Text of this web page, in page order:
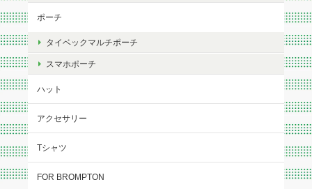
ポーチ
タイベックマルチポーチ
スマホポーチ
ハット
アクセサリー
Tシャツ
FOR BROMPTON